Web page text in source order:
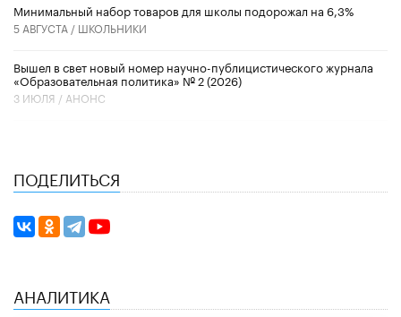
Минимальный набор товаров для школы подорожал на 6,3%
5 АВГУСТА / ШКОЛЬНИКИ
Вышел в свет новый номер научно-публицистического журнала
«Образовательная политика» № 2 (2026)
3 ИЮЛЯ / АНОНС
ПОДЕЛИТЬСЯ
АНАЛИТИКА